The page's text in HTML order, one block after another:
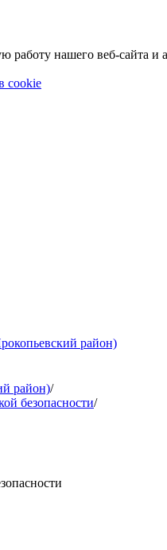
нашего веб-сайта и
cookie
район)
район)/
безопасности/